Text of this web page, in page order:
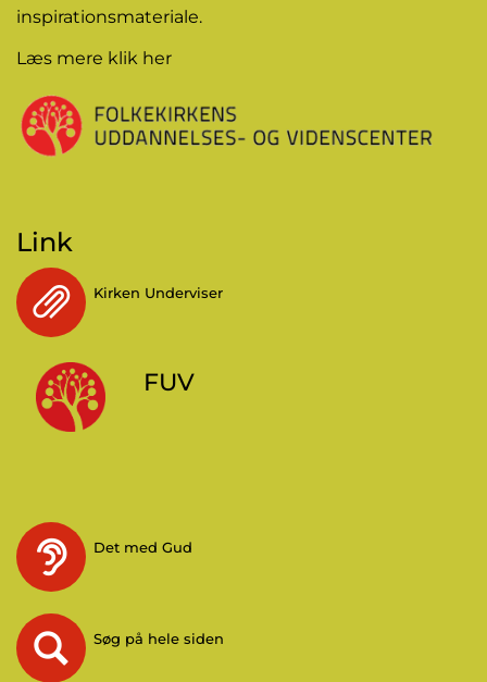
inspirationsmateriale.
Læs mere klik her
Link
Kirken Underviser
FUV
Det med Gud
Søg på hele siden